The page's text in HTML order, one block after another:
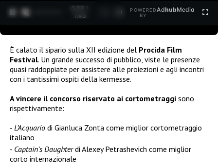
0:30 /
1:40
POWERED
BY
AdhubMedia
È calato il sipario sulla XII edizione del Procida Film
Festival. Un grande successo di pubblico, viste le presenze
quasi raddoppiate per assistere alle proiezioni e agli incontri
con i tantissimi ospiti della kermesse.
A vincere il concorso riservato ai cortometraggi sono
rispettivamente:
L’Acquario di Gianluca Zonta come miglior cortometraggio
italiano
Captain’s Daughterdi Alexey Petrashevich come miglior
corto internazionale